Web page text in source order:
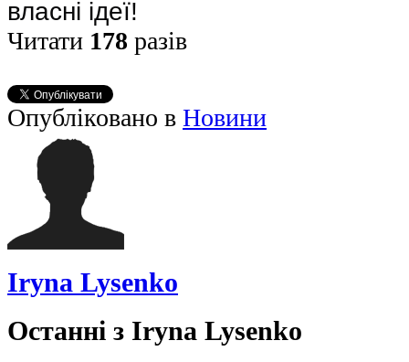
власні ідеї!
Читати 178 разів
Опубліковано в Новини
Iryna Lysenko
Останні з Iryna Lysenko